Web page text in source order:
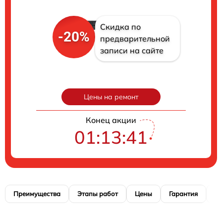
-20%
Скидка по
предварительной
записи на сайте
Цены на ремонт
Конец акции
01:13:41
Преимущества Этапы работ Цены Гарантия